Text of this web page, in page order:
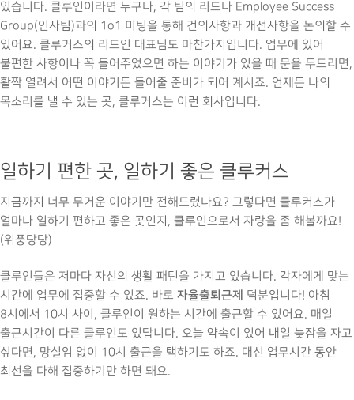
있습니다. 클루인이라면 누구나, 각 팀의 리드나 Employee Success
Group(인사팀)과의 1o1 미팅을 통해 건의사항과 개선사항을 논의할 수
있어요. 클루커스의 리드인 대표님도 마찬가지입니다. 업무에 있어
불편한 사항이나 꼭 들어주었으면 하는 이야기가 있을 때 문을 두드리면,
활짝 열려서 어떤 이야기든 들어줄 준비가 되어 계시죠. 언제든 나의
목소리를 낼 수 있는 곳, 클루커스는 이런 회사입니다.
일하기 편한 곳, 일하기 좋은 클루커스
지금까지 너무 무거운 이야기만 전해드렸나요? 그렇다면 클루커스가
얼마나 일하기 편하고 좋은 곳인지, 클루인으로서 자랑을 좀 해볼까요!
(위풍당당)
클루인들은 저마다 자신의 생활 패턴을 가지고 있습니다. 각자에게 맞는
시간에 업무에 집중할 수 있죠. 바로 자율출퇴근제 덕분입니다! 아침
8시에서 10시 사이, 클루인이 원하는 시간에 출근할 수 있어요. 매일
출근시간이 다른 클루인도 있답니다. 오늘 약속이 있어 내일 늦잠을 자고
싶다면, 망설임 없이 10시 출근을 택하기도 하죠. 대신 업무시간 동안
최선을 다해 집중하기만 하면 돼요.